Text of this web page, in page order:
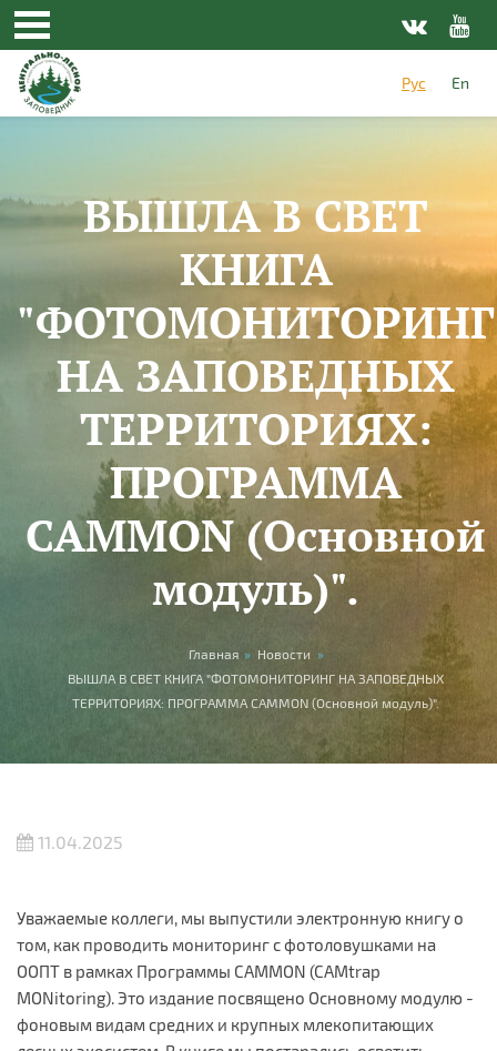
Перейти к основному содержанию
Рус
En
ВЫШЛА В СВЕТ
КНИГА
"ФОТОМОНИТОРИНГ
НА ЗАПОВЕДНЫХ
ТЕРРИТОРИЯХ:
ПРОГРАММА
CAMMON (Основной
модуль)".
Вы здесь Главная » Новости »
ВЫШЛА В СВЕТ КНИГА "ФОТОМОНИТОРИНГ НА ЗАПОВЕДНЫХ
ТЕРРИТОРИЯХ: ПРОГРАММА CAMMON (Основной модуль)".
11.04.2025
Уважаемые коллеги, мы выпустили электронную книгу о
том, как проводить мониторинг с фотоловушками на
ООПТ в рамках Программы CAMMON (CAMtrap
MONitoring). Это издание посвящено Основному модулю -
фоновым видам средних и крупных млекопитающих